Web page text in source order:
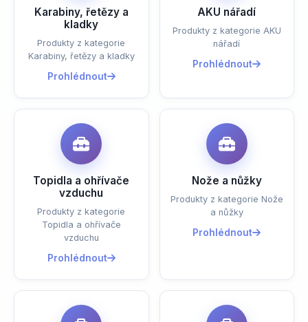
Karabiny, řetězy a
kladky
Produkty z kategorie
Karabiny, řetězy a kladky
Prohlédnout
AKU nářadí
Produkty z kategorie AKU
nářadí
Prohlédnout
Topidla a ohřívače
vzduchu
Produkty z kategorie
Topidla a ohřívače
vzduchu
Prohlédnout
Nože a nůžky
Produkty z kategorie Nože
a nůžky
Prohlédnout